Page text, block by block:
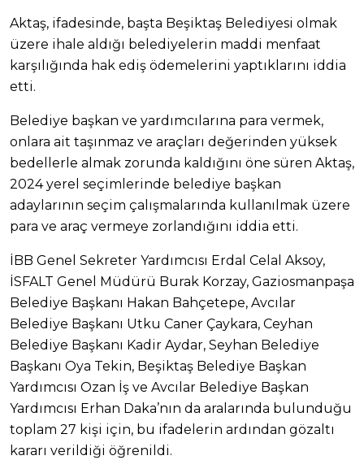
Aktaş, ifadesinde, başta Beşiktaş Belediyesi olmak
üzere ihale aldığı belediyelerin maddi menfaat
karşılığında hak ediş ödemelerini yaptıklarını iddia
etti.
Belediye başkan ve yardımcılarına para vermek,
onlara ait taşınmaz ve araçları değerinden yüksek
bedellerle almak zorunda kaldığını öne süren Aktaş,
2024 yerel seçimlerinde belediye başkan
adaylarının seçim çalışmalarında kullanılmak üzere
para ve araç vermeye zorlandığını iddia etti.
İBB Genel Sekreter Yardımcısı Erdal Celal Aksoy,
İSFALT Genel Müdürü Burak Korzay, Gaziosmanpaşa
Belediye Başkanı Hakan Bahçetepe, Avcılar
Belediye Başkanı Utku Caner Çaykara, Ceyhan
Belediye Başkanı Kadir Aydar, Seyhan Belediye
Başkanı Oya Tekin, Beşiktaş Belediye Başkan
Yardımcısı Ozan İş ve Avcılar Belediye Başkan
Yardımcısı Erhan Daka’nın da aralarında bulunduğu
toplam 27 kişi için, bu ifadelerin ardından gözaltı
kararı verildiği öğrenildi.